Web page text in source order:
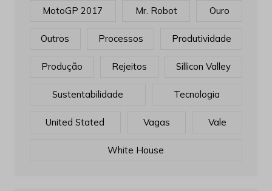
MotoGP 2017 Mr. Robot Ouro
Outros Processos Produtividade
Produção Rejeitos Sillicon Valley
Sustentabilidade Tecnologia
United Stated Vagas Vale
White House